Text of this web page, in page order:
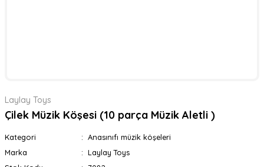
Laylay Toys
Çilek Müzik Köşesi (10 parça Müzik Aletli )
Kategori
Anasınıfı müzik köşeleri
Marka
Laylay Toys